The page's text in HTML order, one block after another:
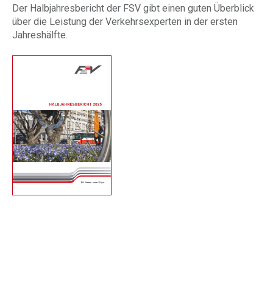
Der Halbjahresbericht der FSV gibt einen guten Überblick
über die Leistung der Verkehrsexperten in der ersten
Jahreshälfte.